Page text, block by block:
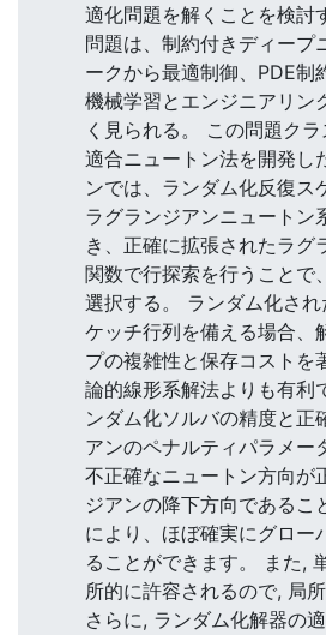
適化問題を解くことを検討
問題は、制約付きディープ
ークから最適制御、PDE制
機械学習とエンジニアリン
く見られる。 この問題ク
適合ニュートン法を開発し
ンでは、ランダム化反復ス
ラグランジアンニュートン
き、正確に拡張されたラグ
関数で行探索を行うことで
選択する。 ランダム化さ
ケッチ行列を備える場合、
プの複雑性と保存コストを
論的線形系解法よりも有利
ンダム化ソルバの精度と正
アンのペナルティパラメー
不正確なニュートン方向が
ジアンの降下方向であるこ
により、ほぼ確実にグロー
ることができます。 また,
所的に許容されるので, 局
さらに, ランダム化解器の